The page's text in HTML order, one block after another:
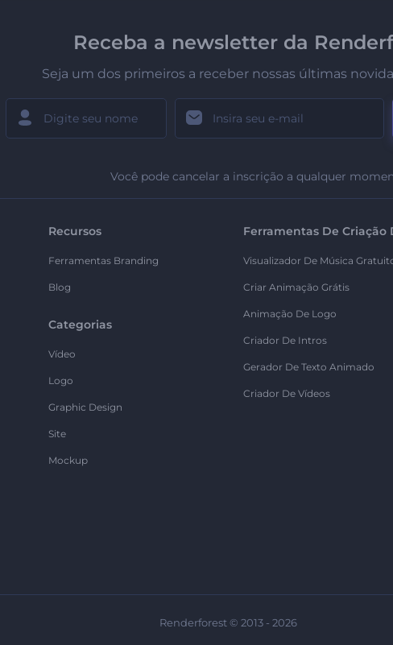
Receba a newsletter da
Seja um dos primeiros a receber nossas últimas
Você pode cancelar a inscrição a qualquer
Recursos
Ferramentas Branding
Blog
Categorias
Vídeo
Logo
Graphic Design
Site
Mockup
Ferramentas De Criação
Visualizador De Música
Criar Animação Grátis
Animação De Logo
Criador De Intros
Gerador De Texto Animado
Criador De Vídeos
Renderforest © 2013 - 2026